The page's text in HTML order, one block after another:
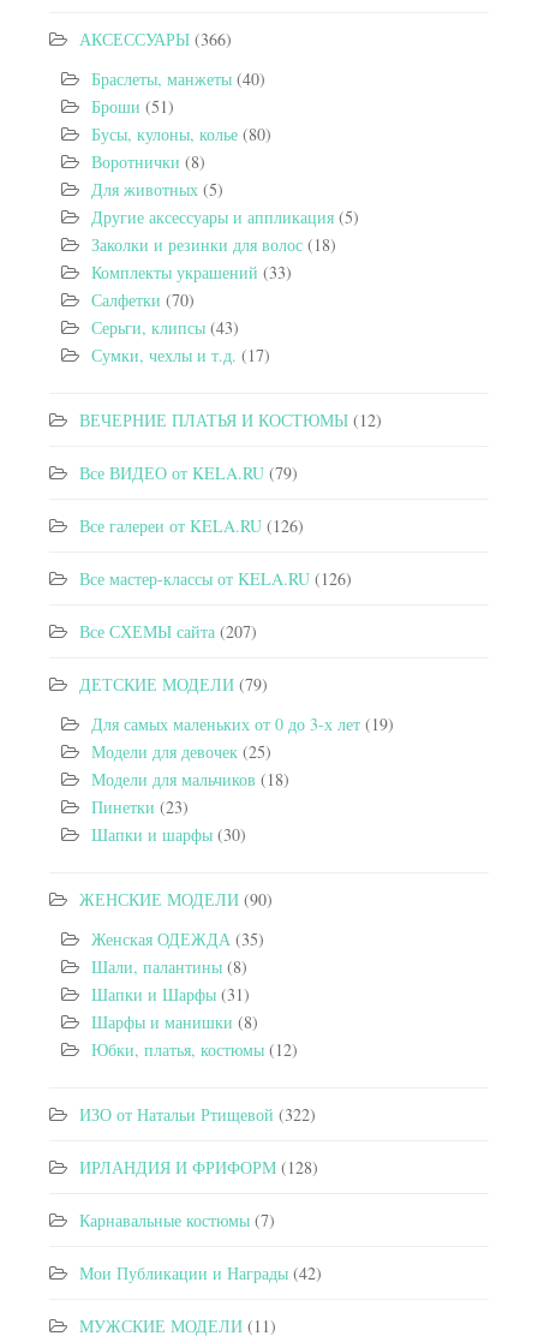
АКСЕССУАРЫ (366)
Браслеты, манжеты (40)
Броши (51)
Бусы, кулоны, колье (80)
Воротнички (8)
Для животных (5)
Другие аксессуары и аппликация (5)
Заколки и резинки для волос (18)
Комплекты украшений (33)
Салфетки (70)
Серьги, клипсы (43)
Сумки, чехлы и т.д. (17)
ВЕЧЕРНИЕ ПЛАТЬЯ И КОСТЮМЫ (12)
Все ВИДЕО от KELA.RU (79)
Все галереи от KELA.RU (126)
Все мастер-классы от KELA.RU (126)
Все СХЕМЫ сайта (207)
ДЕТСКИЕ МОДЕЛИ (79)
Для самых маленьких от 0 до 3-х лет (19)
Модели для девочек (25)
Модели для мальчиков (18)
Пинетки (23)
Шапки и шарфы (30)
ЖЕНСКИЕ МОДЕЛИ (90)
Женская ОДЕЖДА (35)
Шали, палантины (8)
Шапки и Шарфы (31)
Шарфы и манишки (8)
Юбки, платья, костюмы (12)
ИЗО от Натальи Ртищевой (322)
ИРЛАНДИЯ И ФРИФОРМ (128)
Карнавальные костюмы (7)
Мои Публикации и Награды (42)
МУЖСКИЕ МОДЕЛИ (11)